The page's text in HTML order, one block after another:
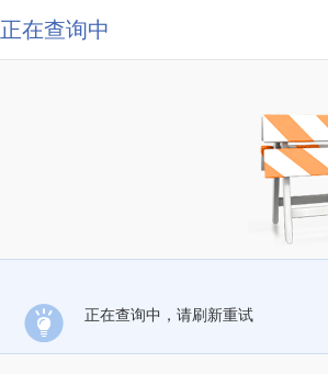
正在查询中
正在查询中，请刷新重试